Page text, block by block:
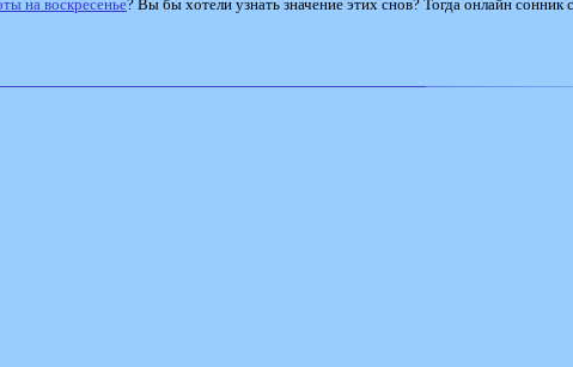
на воскресенье? Вы бы хотели узнать значение этих снов? Тогда онлайн сонник